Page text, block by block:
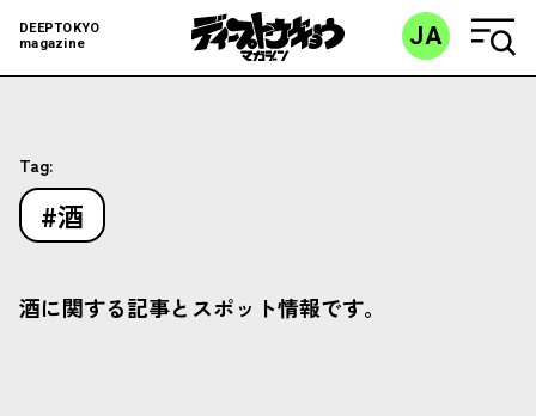
DEEPTOKYO
magazine
JA
Tag:
#酒
酒に関する記事とスポット情報です。